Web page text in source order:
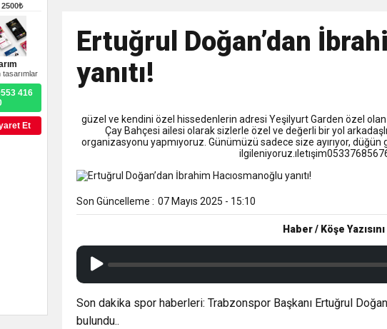
2500₺
416
Et
18:59 Trabzonspor Mitongo Transferini
Ertuğrul Doğan’dan
yanıtı!
güzel ve kendini özel hissedenlerin adresi Yeşilyurt Garden özel
Çay Bahçesi ailesi olarak sizlerle özel ve değerli bir yol
organizasyonu yapmıyoruz. Günümüzü sadece size ayırıyor,
Son Güncelleme : 07 Mayıs 2025 - 15:10
Haber / Köşe
Son dakika spor haberleri: Trabzonspor Başkanı Ertuğrul
bulundu..